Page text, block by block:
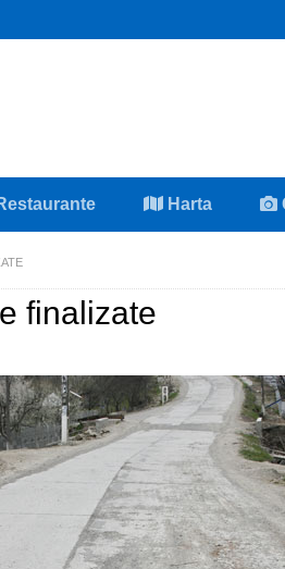
Harta
finalizate